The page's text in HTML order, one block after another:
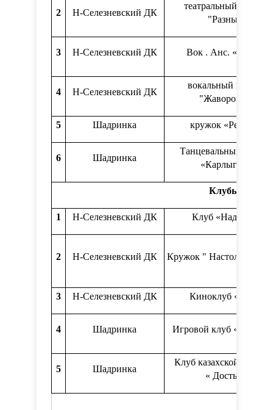
2 Н-Селезневский ДК
театральный кружок
"Разные"
3 Н-Селезневский ДК Вок . Анс. «Гамма»
4 Н-Селезневский ДК
вокальный кружок
"Жаворонок"
5 Шадринка кружок «Решето»
6 Шадринка
Танцевальный
«Карлыгаш»
Клубы по
1 Н-Селезневский ДК Клуб «Надежда»
2 Н-Селезневский ДК Кружок " Настольные
3 Н-Селезневский ДК Киноклуб «Кадр»
4 Шадринка Игровой клуб
5 Шадринка
Клуб казахской
« Достык»